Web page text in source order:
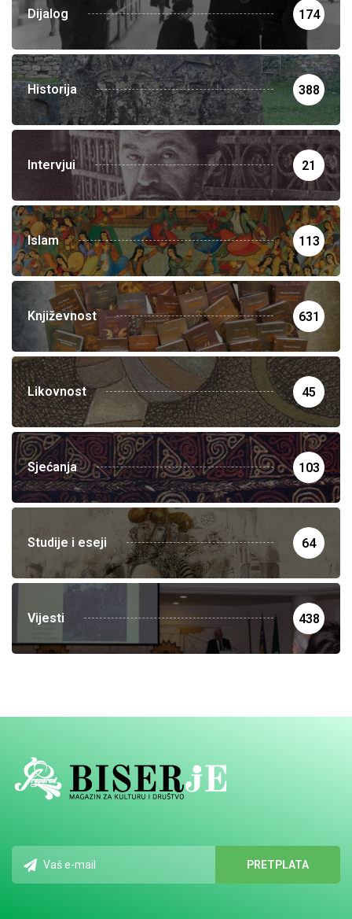
Dijalog 174
Historija 388
Intervjui 21
Islam 113
Književnost 631
Likovnost 45
Sjećanja 103
Studije i eseji 64
Vijesti 438